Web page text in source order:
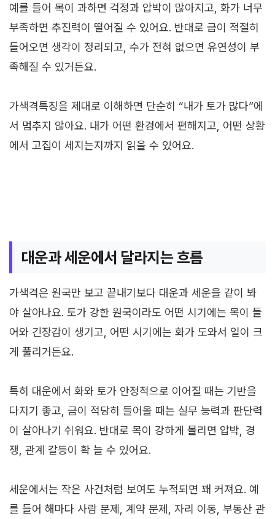
예를 들어 목이 과하면 걱정과 압박이 많아지고, 화가 너무
부족하면 추진력이 떨어질 수 있어요. 반대로 금이 적절히
들어오면 생각이 정리되고, 수가 전혀 없으면 유연성이 부
족해질 수 있거든요.
가색격특징을 제대로 이해하면 단순히 “내가 토가 많다”에
서 멈추지 않아요. 내가 어떤 환경에서 편해지고, 어떤 상황
에서 고집이 세지는지까지 읽을 수 있어요.
대운과 세운에서 달라지는 흐름
가색격은 원국만 보고 끝내기보다 대운과 세운을 같이 봐
야 살아나요. 토가 강한 원국이라도 어떤 시기에는 목이 들
어와 긴장감이 생기고, 어떤 시기에는 화가 도와서 일이 크
게 풀리거든요.
특히 대운에서 화와 토가 안정적으로 이어질 때는 기반을
다지기 좋고, 금이 적당히 들어올 때는 실무 능력과 판단력
이 살아나기 쉬워요. 반대로 목이 강하게 몰리면 압박, 경
쟁, 관계 갈등이 확 늘 수 있어요.
세운에서는 작은 사건처럼 보여도 누적되면 꽤 커져요. 예
를 들어 해마다 사람 문제, 계약 문제, 자리 이동, 부동산 관